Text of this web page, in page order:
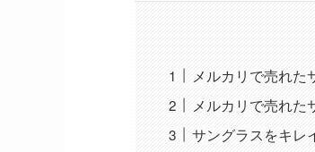
メルカリで売れた
メルカリで売れた
サングラスをキレ